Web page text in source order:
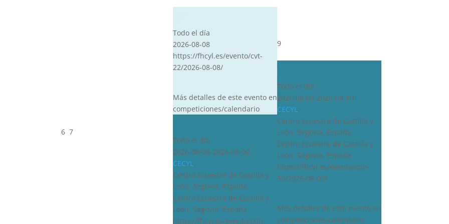
6 7
Todo el día
2026-08-08
https://fhcyl.es/evento/cvt-
22/2026-08-08/
Más detalles de este evento en
competiciones/calendario
Todo el día
2026-08-08-2026-08-09
CECYL
Centro Ecuestre de Castilla y
León, Segovia, España
Centro Ecuestre de Castilla y
León, Segovia, España
https://fhcyl.es/evento/cdn-
9
Todo el día
2026-08-09-2026-08-10
CECYL
Centro Ecuestre de Castilla y
León, Segovia, España
Centro Ecuestre de Castilla y
León, Segovia, España
https://fhcyl.es/evento/cdn-
50/2026-08-09/
Más detalles de este evento en
competiciones/calendario